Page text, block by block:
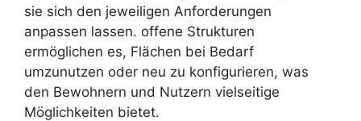
sie sich den jeweiligen Anforderungen
anpassen lassen. offene Strukturen
ermöglichen es, Flächen bei Bedarf
umzunutzen oder neu zu konfigurieren, was
den Bewohnern und Nutzern vielseitige
Möglichkeiten bietet.